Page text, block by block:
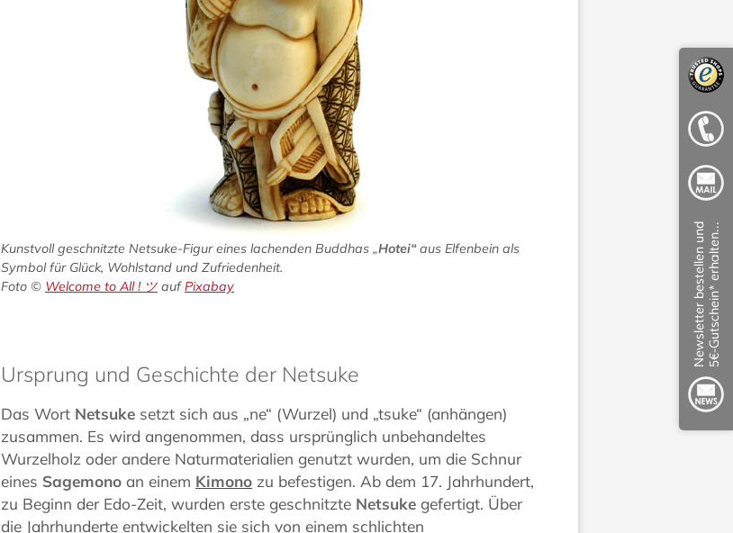
Kunstvoll geschnitzte Netsuke-Figur eines lachenden Buddhas „Hotei“aus Elfenbein als
Symbol für Glück, Wohlstand und Zufriedenheit.
Foto © Welcome to All ! ツ auf Pixabay
Ursprung und Geschichte der Netsuke
Das Wort Netsuke setzt sich aus „ne“ (Wurzel) und „tsuke“ (anhängen)
zusammen. Es wird angenommen, dass ursprünglich unbehandeltes
Wurzelholz oder andere Naturmaterialien genutzt wurden, um die Schnur
eines Sagemono an einem Kimono zu befestigen. Ab dem 17. Jahrhundert,
zu Beginn der Edo-Zeit, wurden erste geschnitzte Netsuke gefertigt. Über
die Jahrhunderte entwickelten sie sich von einem schlichten